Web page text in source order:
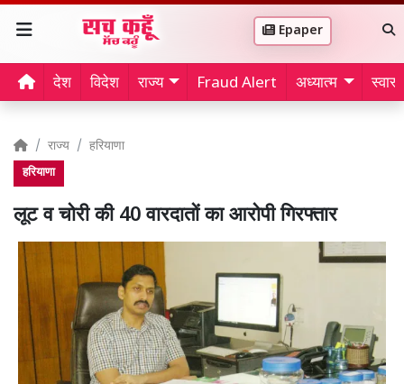
Epaper
देश विदेश राज्य Fraud Alert अध्यात्म
राज्य हरियाणा
हरियाणा
लूट व चोरी की 40 वारदातों का आरोपी गिरफ्तार